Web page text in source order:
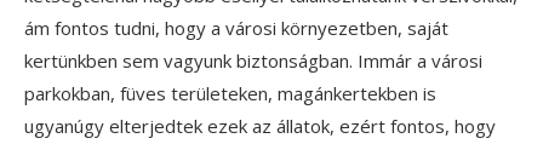
ám fontos tudni, hogy a városi környezetben, saját
kertünkben sem vagyunk biztonságban. Immár a városi
parkokban, füves területeken, magánkertekben is
ugyanúgy elterjedtek ezek az állatok, ezért fontos, hogy